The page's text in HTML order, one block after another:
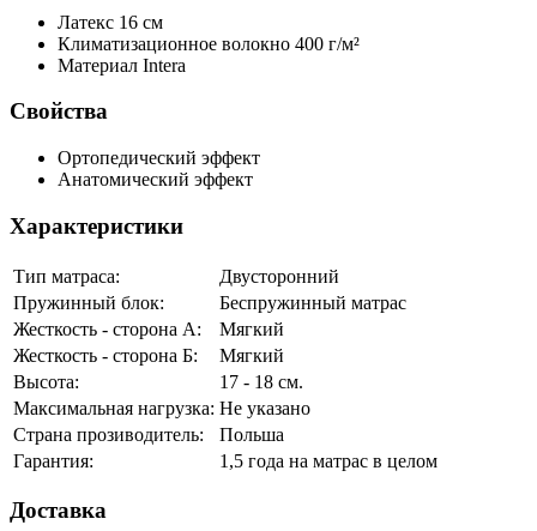
Латекс 16 см
Климатизационное волокно 400 г/м²
Материал Intera
Свойства
Ортопедический эффект
Анатомический эффект
Характеристики
Тип матраса:
Двусторонний
Пружинный блок:
Беспружинный матрас
Жесткость - сторона А:
Мягкий
Жесткость - сторона Б:
Мягкий
Высота:
17 - 18 см.
Максимальная нагрузка: Не указано
Страна прозиводитель:
Польша
Гарантия:
1,5 года на матрас в целом
Доставка